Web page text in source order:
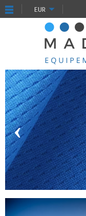
EUR
‹